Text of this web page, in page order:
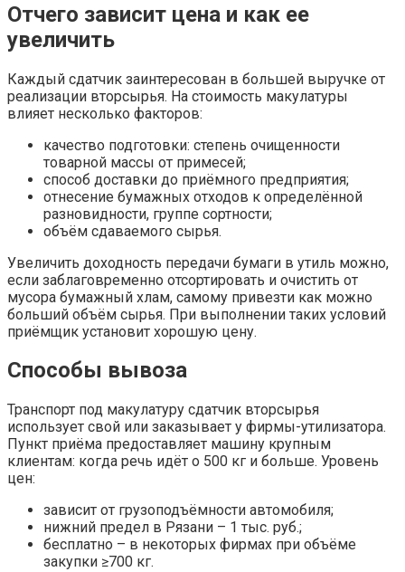
Отчего зависит цена и как ее
увеличить
Каждый сдатчик заинтересован в большей выручке от
реализации вторсырья. На стоимость макулатуры
влияет несколько факторов:
качество подготовки: степень очищенности
товарной массы от примесей;
способ доставки до приёмного предприятия;
отнесение бумажных отходов к определённой
разновидности, группе сортности;
объём сдаваемого сырья.
Увеличить доходность передачи бумаги в утиль можно,
если заблаговременно отсортировать и очистить от
мусора бумажный хлам, самому привезти как можно
больший объём сырья. При выполнении таких условий
приёмщик установит хорошую цену.
Способы вывоза
Транспорт под макулатуру сдатчик вторсырья
использует свой или заказывает у фирмы-утилизатора.
Пункт приёма предоставляет машину крупным
клиентам: когда речь идёт о 500 кг и больше. Уровень
цен:
зависит от грузоподъёмности автомобиля;
нижний предел в Рязани – 1 тыс. руб.;
бесплатно – в некоторых фирмах при объёме
закупки ≥700 кг.